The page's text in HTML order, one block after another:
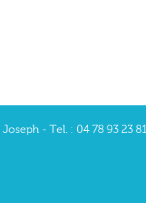
- Tel. : 04 78 93 23